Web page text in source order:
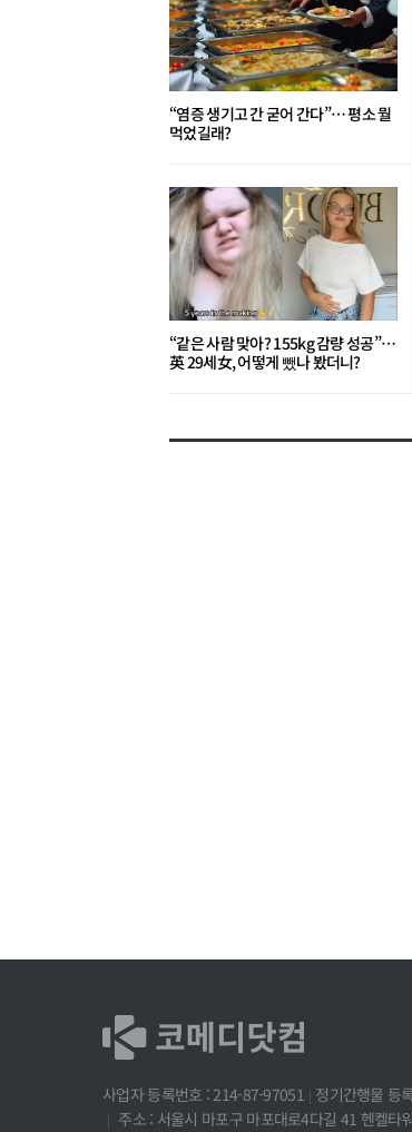
“염증 생기고 간 굳어 간다”… 평소 뭘
먹었길래?
“같은 사람 맞아? 155kg 감량 성공”…
英 29세女, 어떻게 뺐나 봤더니?
사업자 등록번호 : 214-87-97051 정기간행물 등
주소 : 서울시 마포구 마포대로4다길 41 헨켈타